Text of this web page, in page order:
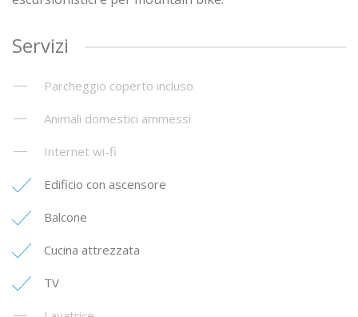
Servizi
Parcheggio coperto incluso
Animali domestici ammessi
Internet wi-fi
Edificio con ascensore
Balcone
Cucina attrezzata
TV